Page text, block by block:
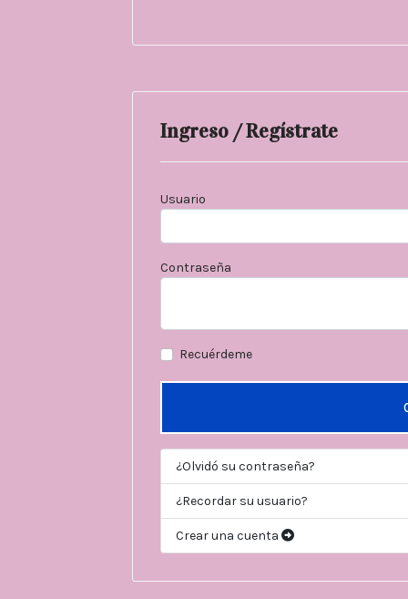
Ingreso / Regístrate
Usuario
Contraseña
Recuérdeme
¿Olvidó su contraseña?
¿Recordar su usuario?
Crear una cuenta